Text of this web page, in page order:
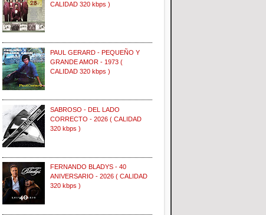
CALIDAD 320 kbps )
PAUL GERARD - PEQUEÑO Y
GRANDE AMOR - 1973 (
CALIDAD 320 kbps )
SABROSO - DEL LADO
CORRECTO - 2026 ( CALIDAD
320 kbps )
FERNANDO BLADYS - 40
ANIVERSARIO - 2026 ( CALIDAD
320 kbps )